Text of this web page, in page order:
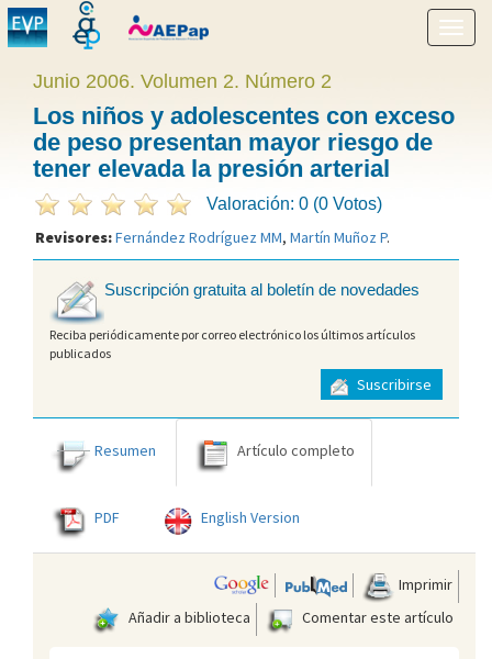
menú
Junio 2006. Volumen 2. Número 2
Los niños y adolescentes con exceso
de peso presentan mayor riesgo de
tener elevada la presión arterial
Valoración: 0 (0 Votos)
Revisores:Fernández Rodríguez MM, Martín Muñoz P.
Suscripción gratuita al boletín de novedades
Reciba periódicamente por correo electrónico los últimos artículos
publicados
Suscribirse
Resumen Artículo completo
PDF English Version
Imprimir
Añadir a biblioteca
Comentar este artículo